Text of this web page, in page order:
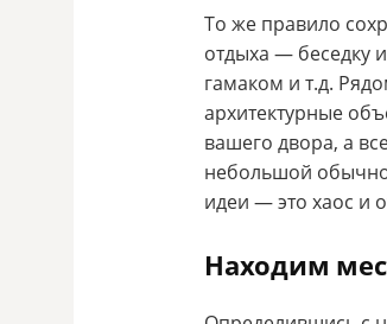
То же правило
отдыха — беседку
гамаком и т.д.
архитектурные
вашего двора, а
небольшой
идеи — это хаос и
Находим